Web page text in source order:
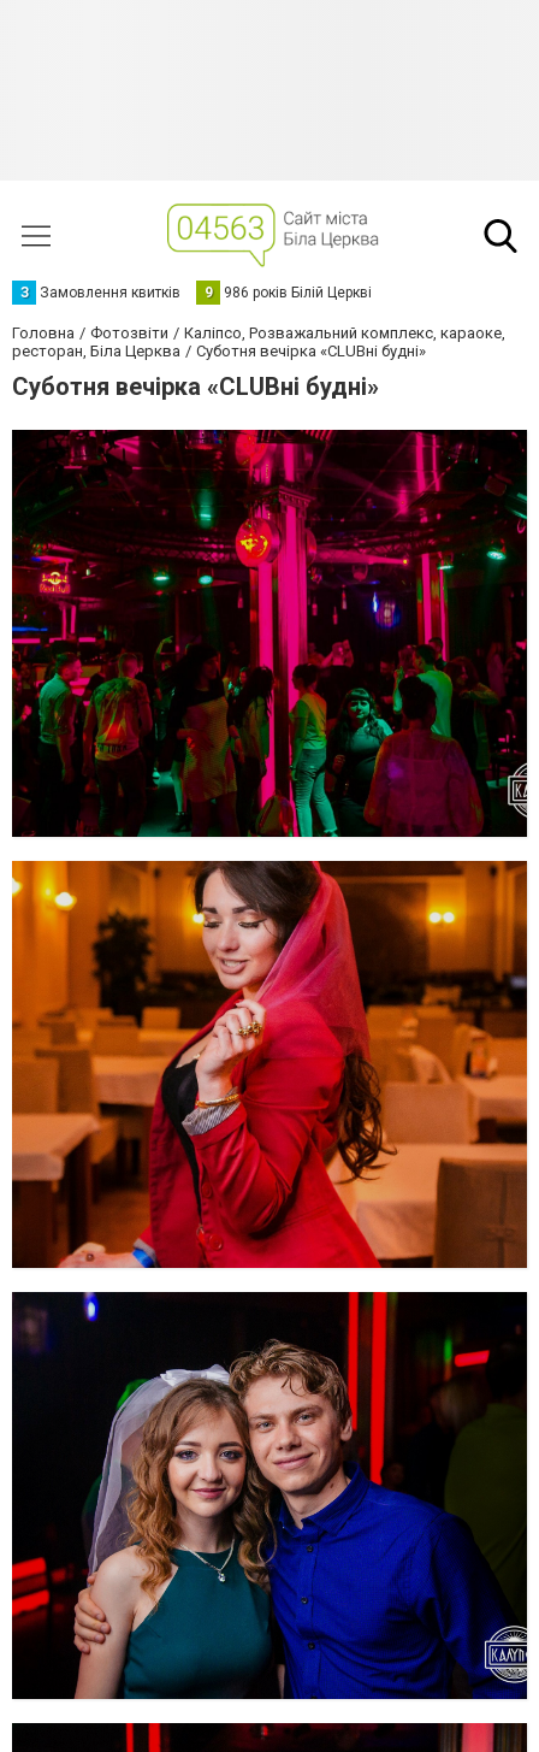
З Замовлення квитків 9 986 років Білій Церкві
Головна Фотозвіти
Каліпсо, Розважальний комплекс, караоке,
ресторан, Біла Церква
Суботня вечірка «CLUBні будні»
Суботня вечірка «CLUBні будні»